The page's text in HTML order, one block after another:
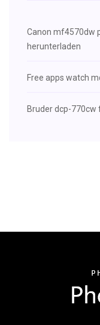
Canon mf4570dw
herunterladen
Free apps watch
Bruder dcp-770cw